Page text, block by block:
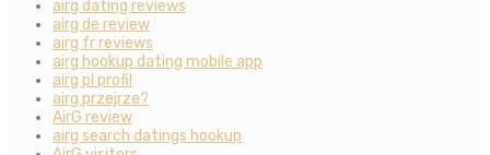
airg dating reviews
airg de review
airg fr reviews
airg hookup dating mobile app
airg pl profil
airg przejrze?
AirG review
airg search datings hookup